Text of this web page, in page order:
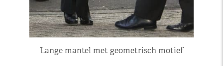
Lange mantel met geometrisch motief